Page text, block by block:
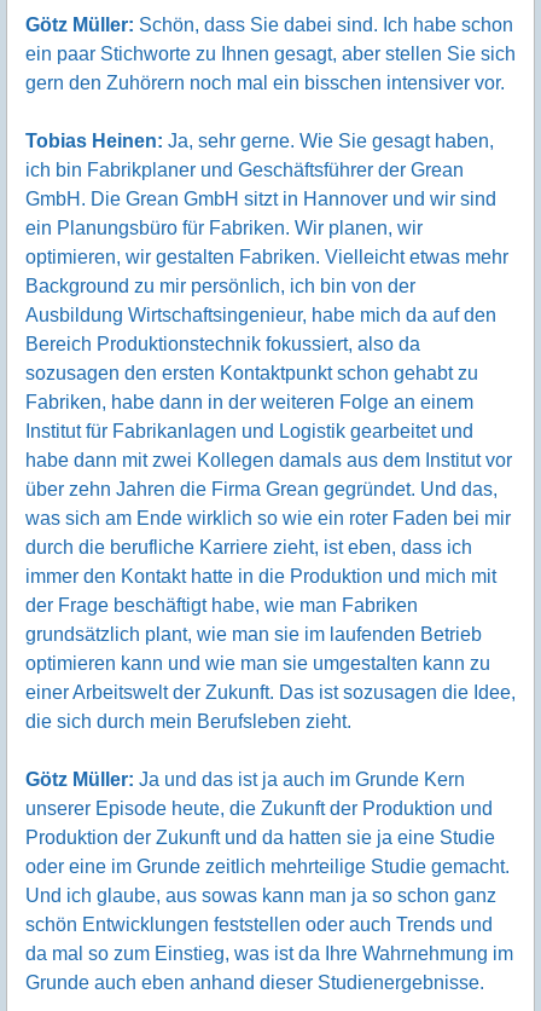
Götz Müller: Schön, dass Sie dabei sind. Ich habe schon
ein paar Stichworte zu Ihnen gesagt, aber stellen Sie sich
gern den Zuhörern noch mal ein bisschen intensiver vor.
Tobias Heinen: Ja, sehr gerne. Wie Sie gesagt haben,
ich bin Fabrikplaner und Geschäftsführer der Grean
GmbH. Die Grean GmbH sitzt in Hannover und wir sind
ein Planungsbüro für Fabriken. Wir planen, wir
optimieren, wir gestalten Fabriken. Vielleicht etwas mehr
Background zu mir persönlich, ich bin von der
Ausbildung Wirtschaftsingenieur, habe mich da auf den
Bereich Produktionstechnik fokussiert, also da
sozusagen den ersten Kontaktpunkt schon gehabt zu
Fabriken, habe dann in der weiteren Folge an einem
Institut für Fabrikanlagen und Logistik gearbeitet und
habe dann mit zwei Kollegen damals aus dem Institut vor
über zehn Jahren die Firma Grean gegründet. Und das,
was sich am Ende wirklich so wie ein roter Faden bei mir
durch die berufliche Karriere zieht, ist eben, dass ich
immer den Kontakt hatte in die Produktion und mich mit
der Frage beschäftigt habe, wie man Fabriken
grundsätzlich plant, wie man sie im laufenden Betrieb
optimieren kann und wie man sie umgestalten kann zu
einer Arbeitswelt der Zukunft. Das ist sozusagen die Idee,
die sich durch mein Berufsleben zieht.
Götz Müller: Ja und das ist ja auch im Grunde Kern
unserer Episode heute, die Zukunft der Produktion und
Produktion der Zukunft und da hatten sie ja eine Studie
oder eine im Grunde zeitlich mehrteilige Studie gemacht.
Und ich glaube, aus sowas kann man ja so schon ganz
schön Entwicklungen feststellen oder auch Trends und
da mal so zum Einstieg, was ist da Ihre Wahrnehmung im
Grunde auch eben anhand dieser Studienergebnisse.